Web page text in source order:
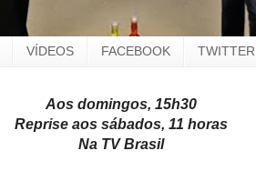
VÍDEOS FACEBOOK TWITTER
Aos domingos, 15h30
Reprise aos sábados, 11 horas
Na TV Brasil